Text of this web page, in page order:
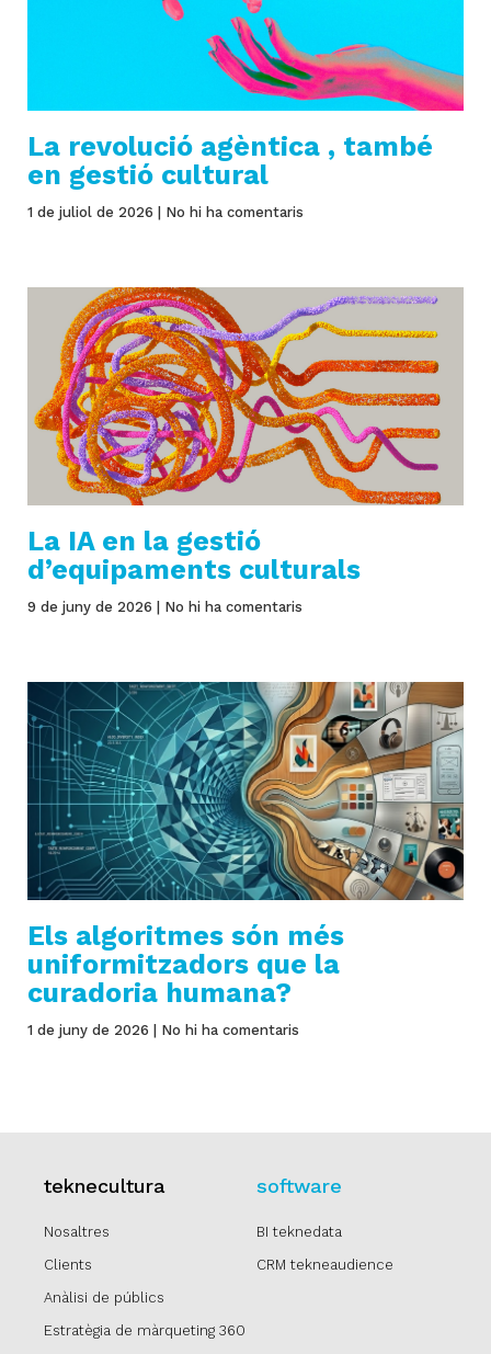
contacte
La revolució agèntica , també
en gestió cultural
1 de juliol de 2026 No hi ha comentaris
La IA en la gestió
d’equipaments culturals
9 de juny de 2026 No hi ha comentaris
Els algoritmes són més
uniformitzadors que la
curadoria humana?
1 de juny de 2026 No hi ha comentaris
teknecultura
Nosaltres
Clients
Anàlisi de públics
Estratègia de màrqueting 360
software
BI teknedata
CRM tekneaudience